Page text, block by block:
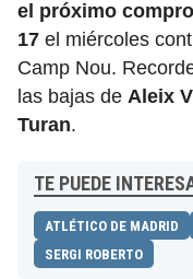
el próximo
17 el miércoles
Camp Nou.
las bajas de Aleix
Turan.
TE PUEDE
ATLÉTICO DE MADRID
SERGI ROBERTO